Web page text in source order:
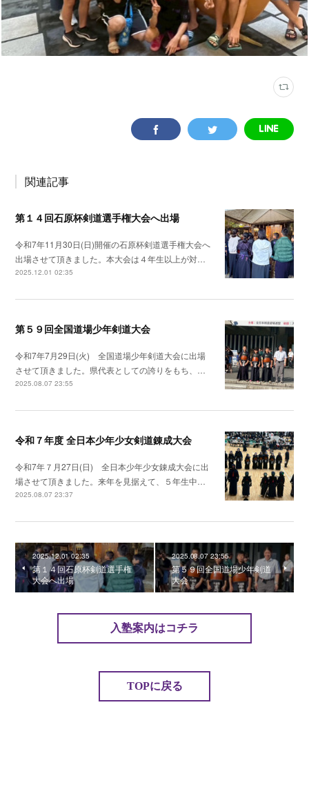
関連記事
第１４回石原杯剣道選手権大会へ出場
令和7年11月30日(日)開催の石原杯剣道選手権大会へ
出場させて頂きました。本大会は４年生以上が対…
2025.12.01 02:35
第５９回全国道場少年剣道大会
令和7年7月29日(火) 全国道場少年剣道大会に出場
させて頂きました。県代表としての誇りをもち、…
2025.08.07 23:55
令和７年度 全日本少年少女剣道錬成大会
令和7年７月27日(日) 全日本少年少女錬成大会に出
場させて頂きました。来年を見据えて、５年生中…
2025.08.07 23:37
2025.12.01 02:35
第１４回石原杯剣道選手権
大会へ出場
2025.08.07 23:55
第５９回全国道場少年剣道
大会
入塾案内はコチラ
TOPに戻る